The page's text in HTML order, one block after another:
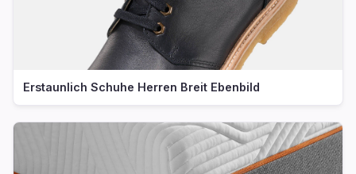
Erstaunlich Schuhe Herren Breit Ebenbild